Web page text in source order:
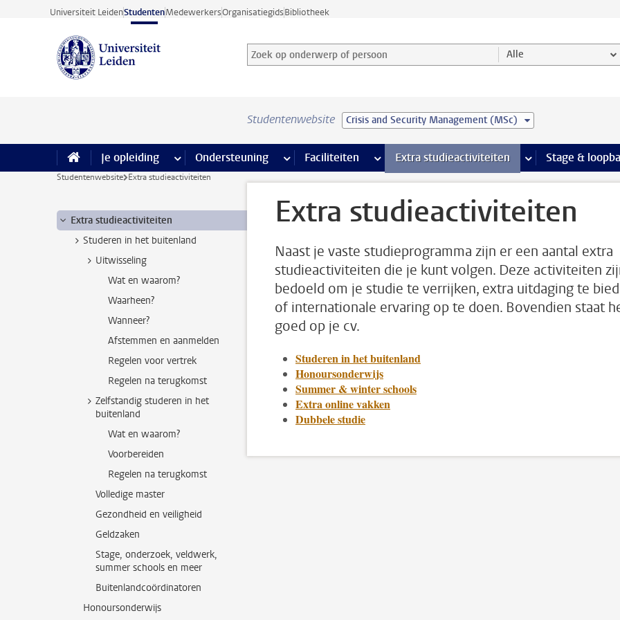
Ga direct naar de inhoud
Universiteit LeidenStudentenMedewerkersOrganisatiegidsBibliotheek
Zoek op onderwerp of persoon en selecteer categorie
Zoekterm Alle
Studentenwebsite Crisis and Security Management (MSc)
Je opleiding meer Je opleiding pagina’s
Ondersteuning meer Ondersteuning pagina’s
Faciliteiten meer Faciliteiten pagina’s
Extra studieactiviteiten meer Extra
Stage &
Studentenwebsite Extra studieactiviteiten
Extra studieactiviteiten
Studeren in het buitenland
Uitwisseling
Wat en waarom?
Waarheen?
Wanneer?
Afstemmen en aanmelden
Regelen voor vertrek
Regelen na terugkomst
Zelfstandig studeren in het
buitenland
Wat en waarom?
Voorbereiden
Regelen na terugkomst
Volledige master
Gezondheid en veiligheid
Geldzaken
Stage, onderzoek, veldwerk,
summer schools en meer
Buitenlandcoördinatoren
Honoursonderwijs
Extra studieactiviteiten
Naast je vaste studieprogramma zijn er een aantal extra
studieactiviteiten die je kunt volgen. Deze activiteiten
bedoeld om je studie te verrijken, extra uitdaging te
of internationale ervaring op te doen. Bovendien staat
goed op je cv.
Studeren in het buitenland
Honoursonderwijs
Summer & winter schools
Extra online vakken
Dubbele studie